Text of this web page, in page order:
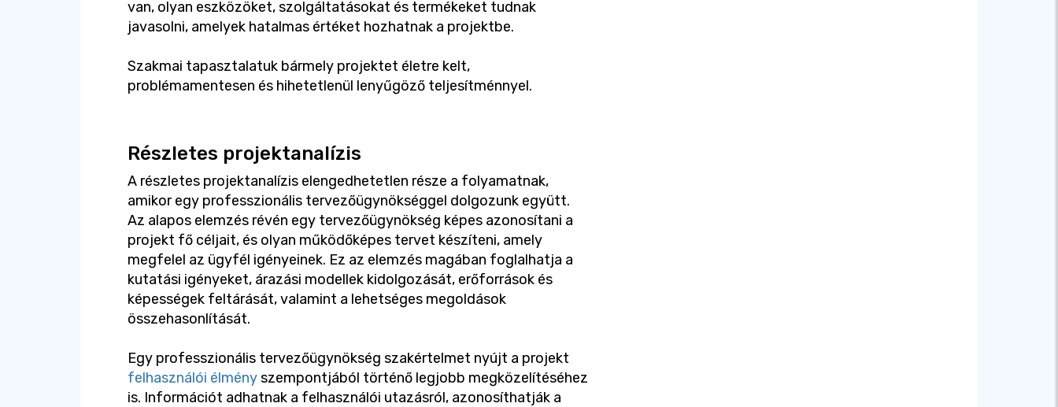
van, olyan eszközöket, szolgáltatásokat és termékeket tudnak
javasolni, amelyek hatalmas értéket hozhatnak a projektbe.
Szakmai tapasztalatuk bármely projektet életre kelt,
problémamentesen és hihetetlenül lenyűgöző teljesítménnyel.
Részletes projektanalízis
A részletes projektanalízis elengedhetetlen része a folyamatnak,
amikor egy professzionális tervezőügynökséggel dolgozunk együtt.
Az alapos elemzés révén egy tervezőügynökség képes azonosítani a
projekt fő céljait, és olyan működőképes tervet készíteni, amely
megfelel az ügyfél igényeinek. Ez az elemzés magában foglalhatja a
kutatási igényeket, árazási modellek kidolgozását, erőforrások és
képességek feltárását, valamint a lehetséges megoldások
összehasonlítását.
Egy professzionális tervezőügynökség szakértelmet nyújt a projekt
felhasználói élményszempontjából történő legjobb megközelítéséhez
is. Információt adhatnak a felhasználói utazásról, azonosíthatják a